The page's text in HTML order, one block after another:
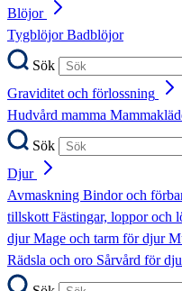
Blöjor
TygblöjorBadblöjor
Sök
Graviditet och förlossning
Hudvård mamma
Sök
Djur
Avmaskning Bindor och
tillskottFästingar, loppor och
djurMage och tarm för djur
Rädsla och oro Sårvård för